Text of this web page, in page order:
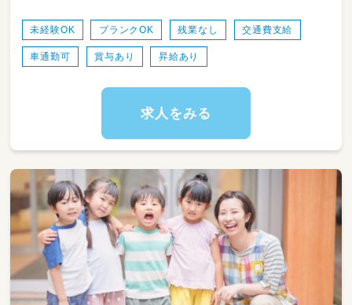
ています。
●ICT化で効率アップ！
負担の大きい事務作業はICTシステムを導入し
保育の業務に専念できる環境を整えます！
●チームワークで得意を活かす！
なので、ピアノや制作物が苦手でも大丈夫。
≪入職にあたり使用できる可能性がある制度あ
り≫
・お子さまがいる方
【埼玉県保育所復帰支援貸付】・・・お子さまの
保育園保育料の半額貸付
（2年間従事で返済不要）
未経験OK ブランクOK 残業なし 交通費支給
車通勤可 賞与あり 昇給あり
求人をみる